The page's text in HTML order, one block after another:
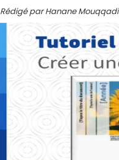
Rédigé par Hanane